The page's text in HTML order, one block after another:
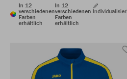
In 12
verschiedenen
Farben
erhältlich
In 12
verschiedenen
Farben
erhältlich